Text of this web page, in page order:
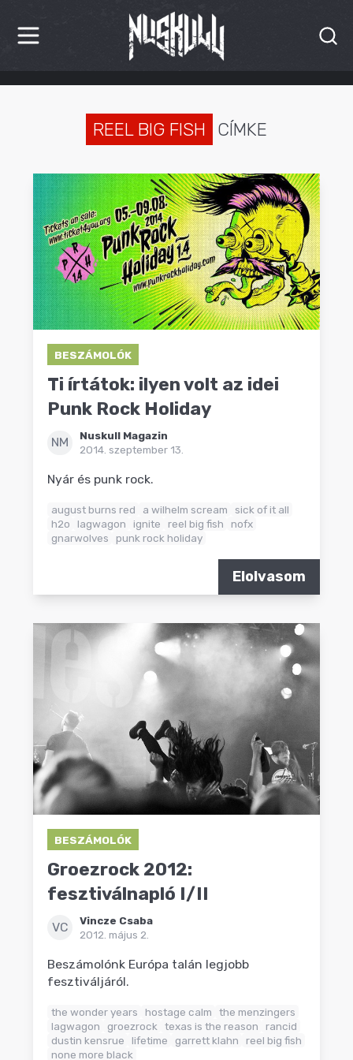
HÍREK
INTERJÚK
PREMIEREK
KULT
MÁSVILÁG
BLOG
REEL BIG FISH CÍMKE
BESZÁMOLÓK
Ti írtátok: ilyen volt az idei
Punk Rock Holiday
NM
Nuskull Magazin
2014. szeptember 13.
Nyár és punk rock.
august burns red a wilhelm scream
sick of it all
h2o
lagwagon ignite reel big fish
nofx
gnarwolves
punk rock holiday
Elolvasom
BESZÁMOLÓK
Groezrock 2012:
fesztiválnapló I/II
VC
Vincze Csaba
2012. május 2.
Beszámolónk Európa talán legjobb
fesztiváljáról.
the wonder years hostage calm
the menzingers
lagwagon
groezrock texas is the reason
rancid
dustin kensrue
lifetime garrett klahn
reel big fish
none more black